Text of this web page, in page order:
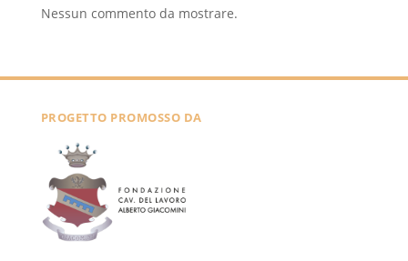
Nessun commento da mostrare.
PROGETTO PROMOSSO DA